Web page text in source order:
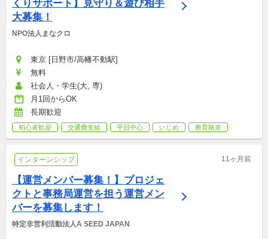
くりサポート】見守り＆遊び相手
大募集！
NPO法人まなクロ
東京 [日野市/高幡不動駅]
無料
社会人・学生(大, 専)
月1回からOK
長期歓迎
初心者歓迎 交通費支給 平日中心 いじめ 教育格差
インターンシップ 11ヶ月前
【運営メンバー募集！】プロジェ
クトと事務局運営を担う運営メン
バーを募集します！
特定非営利活動法人A SEED JAPAN